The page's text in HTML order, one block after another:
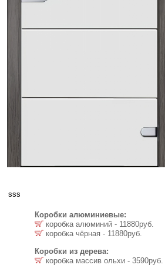
sss
Коробки алюминиевые:
коробка алюминий - 11880руб.
коробка чёрная - 11880руб.
Коробки из дерева:
коробка массив ольхи - 3590руб.